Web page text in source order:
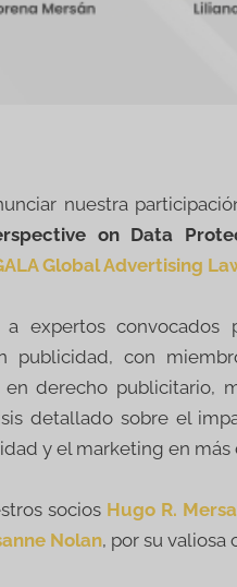
nuestra
on Data
Global Advertising
a expertos
publicidad, con
en derecho publicitario,
detallado sobre el
y el marketing en más
socios Hugo R.
Nolan, por su valiosa